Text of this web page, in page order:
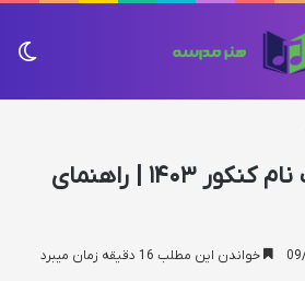
شرایط عکس ثبت نام کنکور ۱۴۰۳ | راهنمای
خواندن این مطلب 16 دقیقه زمان میبرد